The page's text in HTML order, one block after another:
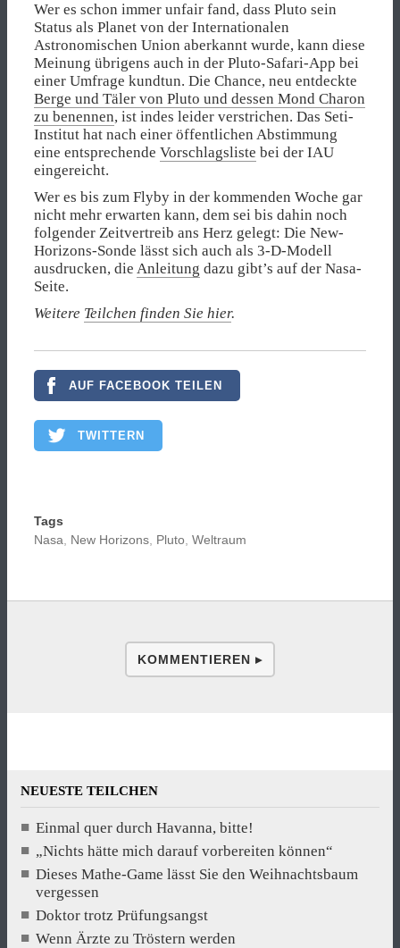
Wer es schon immer unfair fand, dass Pluto sein
Status als Planet von der Internationalen
Astronomischen Union aberkannt wurde, kann diese
Meinung übrigens auch in der Pluto-Safari-App bei
einer Umfrage kundtun. Die Chance, neu entdeckte
Berge und Täler von Pluto und dessen Mond Charon
zu benennen, ist indes leider verstrichen. Das Seti-
Institut hat nach einer öffentlichen Abstimmung
eine entsprechende Vorschlagsliste bei der IAU
eingereicht.
Wer es bis zum Flyby in der kommenden Woche gar
nicht mehr erwarten kann, dem sei bis dahin noch
folgender Zeitvertreib ans Herz gelegt: Die New-
Horizons-Sonde lässt sich auch als 3-D-Modell
ausdrucken, die Anleitung dazu gibt’s auf der Nasa-
Seite.
Weitere Teilchen finden Sie hier.
AUF FACEBOOK TEILEN
TWITTERN
Tags
Nasa
New Horizons Pluto Weltraum
KOMMENTIEREN ▸
NEUESTE TEILCHEN
Einmal quer durch Havanna, bitte!
„Nichts hätte mich darauf vorbereiten können“
Dieses Mathe-Game lässt Sie den Weihnachtsbaum
vergessen
Doktor trotz Prüfungsangst
Wenn Ärzte zu Tröstern werden